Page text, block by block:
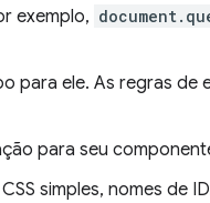
exemplo,
para ele. As regras de
para seu
simples, nomes de